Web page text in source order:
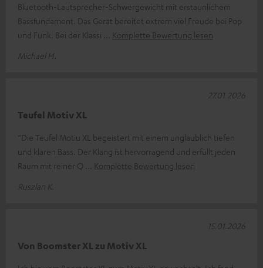
Bluetooth-Lautsprecher-Schwergewicht mit erstaunlichem
Bassfundament. Das Gerät bereitet extrem viel Freude bei Pop
und Funk. Bei der Klassi
Komplette Bewertung lesen
Michael H.
Teufel Motiv XL
“Die Teufel Motiu XL begeistert mit einem unglaublich tiefen
und klaren Bass. Der Klang ist hervorragend und erfüllt jeden
Raum mit reiner Q
Komplette Bewertung lesen
Ruszlan K.
27.01.2026
Von Boomster XL zu Motiv XL
15.01.2026